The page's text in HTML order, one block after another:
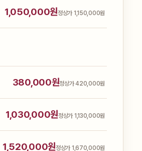
1,050,000원정상가 1,150,000원
380,000원정상가 420,000원
1,030,000원정상가 1,130,000원
1,520,000원정상가 1,670,000원